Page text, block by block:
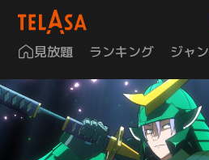
見放題 ランキング ジャ